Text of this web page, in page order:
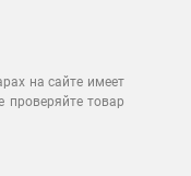
на сайте имеет
проверяйте товар